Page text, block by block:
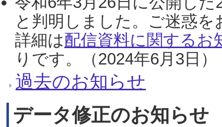
と判明しました。ご迷惑
詳細は配信資料に関するお
りです。（2024年6月3日）
過去のお知らせ
データ修正のお知らせ